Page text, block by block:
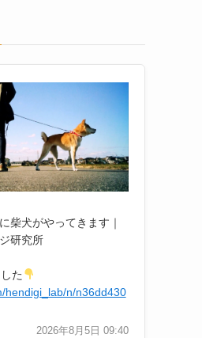
柴犬がやってきます｜
研究所
た
hendigi_lab/n/n36dd430
2026年8月5日 09:40